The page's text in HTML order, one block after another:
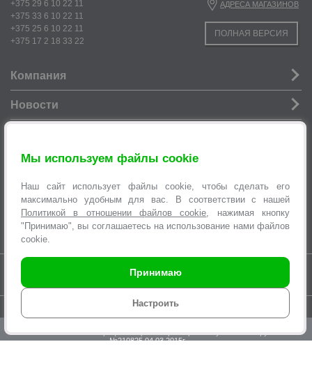
Мы используем файлы cookie
Наш сайт использует файлы cookie, чтобы сделать его
максимально удобным для вас. В соответствии с нашей
Политикой в отношении файлов cookie, нажимая кнопку
"Принимаю", вы соглашаетесь на использование нами файлов
cookie.
Настроить
Принимаю
+375 29 6 10 22 11
+375 33 6 10 22 11
+375 25 6 10 22 11
+375 17 2 18 33 22
АДРЕСА МАГАЗИНОВ
ПОЛНАЯ ВЕРСИЯ
Компания
Новости
Информация
Оформление заявок
ЭЛЕКТРОСИЛА», интернет-магазин SILA.BY,
multi@sila.byООО «ЭЛЕКТРОСЕРВИС и Ко». Зарегистрировано Минским
№210825 04.03.2015г.